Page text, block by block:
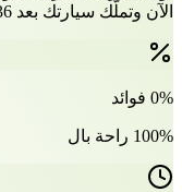
الآن وتملّك سيارتك بعد 36 شهرًا
0% فوائد
100% راحة بال